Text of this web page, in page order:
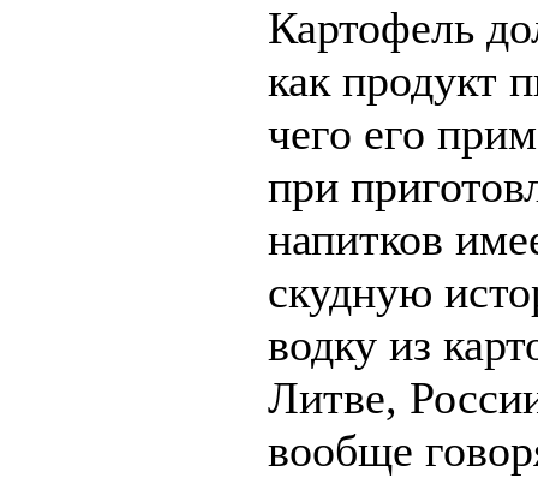
Картофель
как продукт
чего его
при
напитков
скудную
водку из
Литве,
вообще